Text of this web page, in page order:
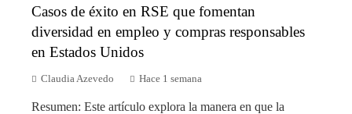
Casos de éxito en RSE que fomentan
diversidad en empleo y compras responsables
en Estados Unidos
Claudia Azevedo Hace 1 semana
Resumen: Este artículo explora la manera en que la